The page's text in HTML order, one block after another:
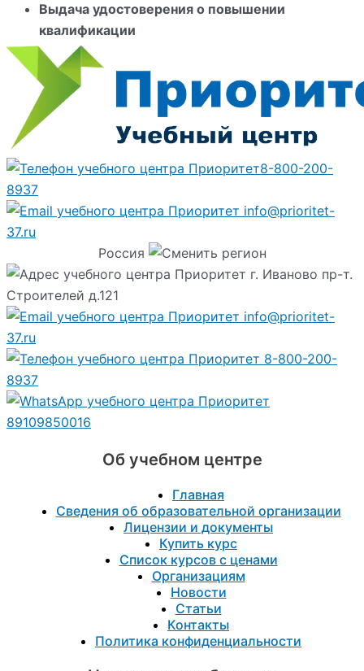
Выдача удостоверения о повышении
квалификации
8-800-200-
8937
info@prioritet-
37.ru
Россия
г. Иваново пр-т.
Строителей д.121
info@prioritet-
37.ru
8-800-200-
8937
89109850016
Об учебном центре
Главная
Сведения об образовательной организации
Лицензии и документы
Купить курс
Список курсов с ценами
Организациям
Новости
Статьи
Контакты
Политика конфиденциальности